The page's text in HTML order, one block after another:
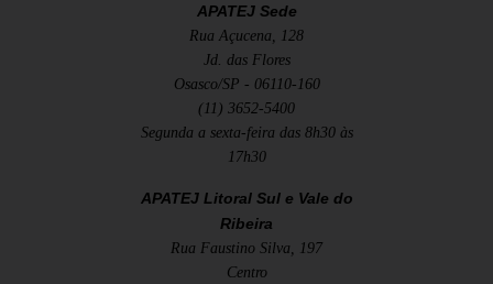
APATEJ Sede
Rua Açucena, 128
Jd. das Flores
Osasco/SP - 06110-160
(11) 3652-5400
Segunda a sexta-feira das 8h30 às
17h30
APATEJ Litoral Sul e Vale do
Ribeira
Rua Faustino Silva, 197
Centro